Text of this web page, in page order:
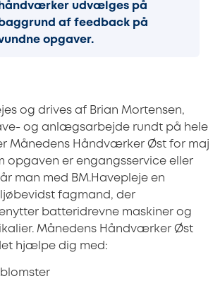
håndværker udvælges på
baggrund af feedback på
opgaver.
og drives af Brian Mortensen,
og anlægsarbejde rundt på hele
Månedens Håndværker Øst for maj
opgaven er engangsservice eller
man med BM.Havepleje en
fagmand, der
batteridrevne maskiner og
Månedens Håndværker Øst
hjælpe dig med: